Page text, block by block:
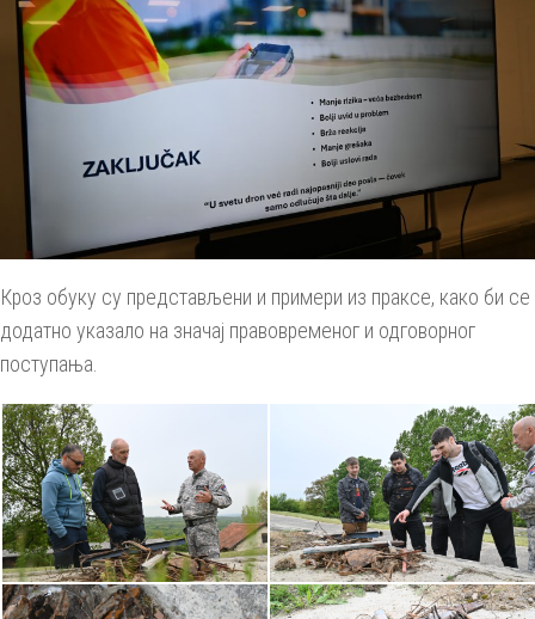
Кроз обуку су представљени и примери из праксе, како би се
додатно указало на значај правовременог и одговорног
поступања.